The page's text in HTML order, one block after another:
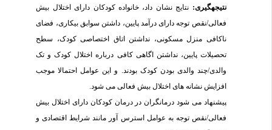
نتیجه­گیری:نتایج نشان داد، خانواده کودکان دارای اختلال بیش
فعالی/نقص توجه دارای درآمد پایین، داشتن سوابق بیکاری، فضای
ناکافی منزل مسکونی، نداشتن اتاق اختصاصی کودک، سطح
تحصیلات پایین، نداشتن اگاهی کافی درباره اختلال کودک و تک
والدی/چند والدی بودن کودک بودند. و این عوامل احتمالا موجب
افزایش نشانه های اختلال بیش فعالی می شود.
پیشنهاد می شود درمانگران در درمان کودکان دارای اختلال بیش
فعالی/نقص توجه به عوامل استرس آور مانند شرایط اقتصادی و